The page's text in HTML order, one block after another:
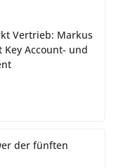
Vertrieb: Markus
Account- und
der fünften